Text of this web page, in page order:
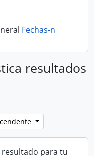
Fechas-n
resultados
para tu